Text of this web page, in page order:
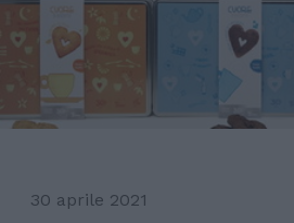
30 aprile 2021